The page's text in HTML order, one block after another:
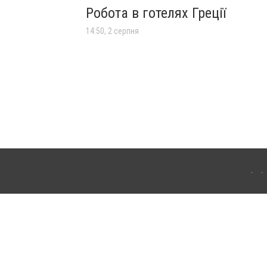
Робота в готелях Греції
14:50, 2 серпня